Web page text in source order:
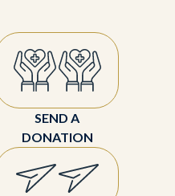
SEND A
DONATION